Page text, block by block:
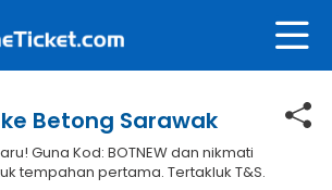
Betong Sarawak
Guna Kod: BOTNEW dan nikmati
tempahan pertama. Tertakluk T&S.